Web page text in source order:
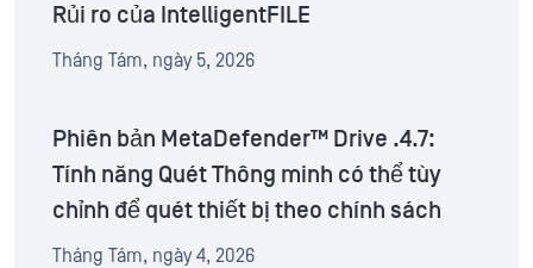
Rủi ro của IntelligentFILE
Tháng Tám, ngày 5, 2026
Phiên bản MetaDefender™ Drive .4.7:
Tính năng Quét Thông minh có thể tùy
chỉnh để quét thiết bị theo chính sách
Tháng Tám, ngày 4, 2026